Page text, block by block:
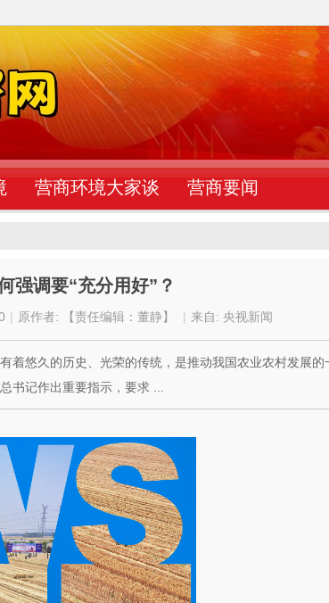
营商环境大家谈 营商要闻
强调要“充分用好”？
| 原作者: 【责任编辑：董静】 | 来自: 央视新闻
着悠久的历史、光荣的传统，是推动我国农业农村发展的
书记作出重要指示，要求 ...